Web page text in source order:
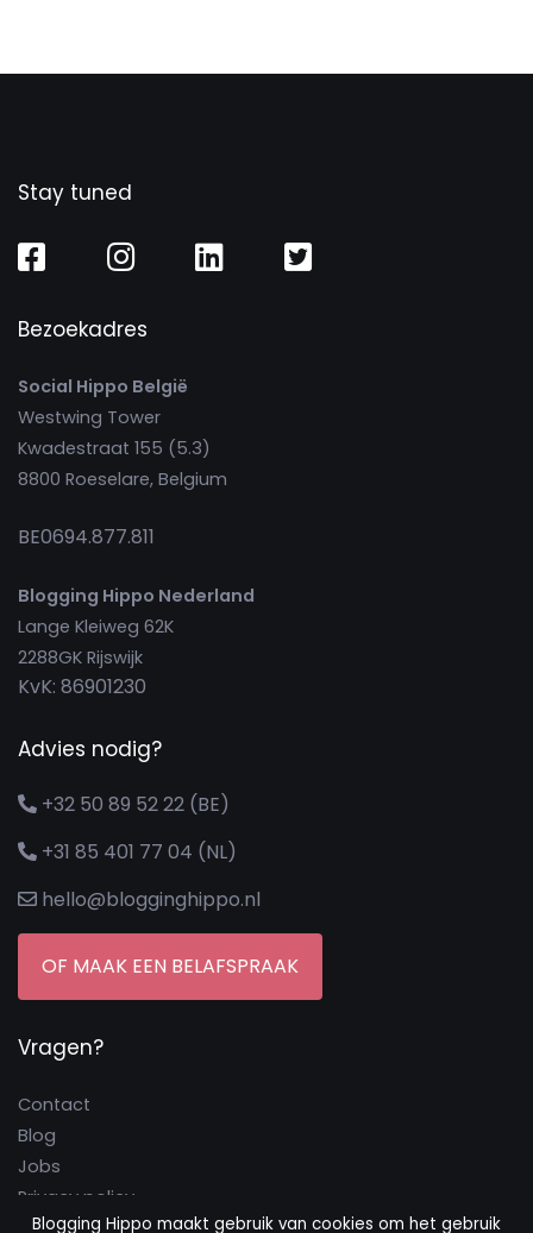
Blogging Hippo maakt gebruik van cookies om het gebruik
Stay tuned
Bezoekadres
Social Hippo België
Westwing Tower
Kwadestraat 155 (5.3)
8800 Roeselare, Belgium
BE0694.877.811
Blogging Hippo Nederland
Lange Kleiweg 62K
2288GK Rijswijk
KvK: 86901230
Advies nodig?
+32 50 89 52 22 (BE)
+31 85 401 77 04 (NL)
hello@blogginghippo.nl
OF MAAK EEN BELAFSPRAAK
Vragen?
Contact
Blog
Jobs
Privacy policy
Cookie policy